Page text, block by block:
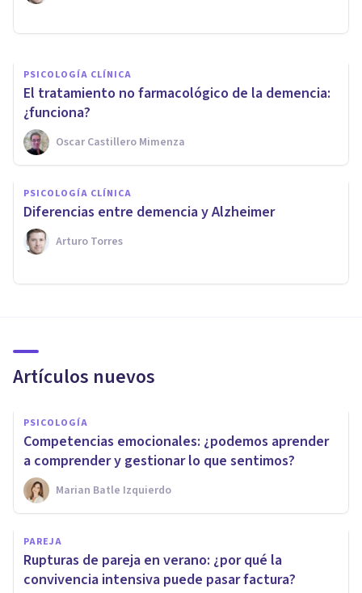
PSICOLOGÍA CLÍNICA
El tratamiento no farmacológico de la demencia:
¿funciona?
Oscar Castillero Mimenza
PSICOLOGÍA CLÍNICA
Diferencias entre demencia y Alzheimer
Arturo Torres
Artículos nuevos
PSICOLOGÍA
Competencias emocionales: ¿podemos aprender
a comprender y gestionar lo que sentimos?
Marian Batle Izquierdo
PAREJA
Rupturas de pareja en verano: ¿por qué la
convivencia intensiva puede pasar factura?